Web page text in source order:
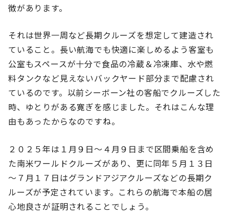
徴があります。
それは世界一周など長期クルーズを想定して建造され
ていること。長い航海でも快適に楽しめるよう客室も
公室もスペースが十分で食品の冷蔵＆冷凍庫、水や燃
料タンクなど見えないバックヤード部分まで配慮され
ているのです。以前シーボーン社の客船でクルーズした
時、ゆとりがある寛ぎを感じました。それはこんな理
由もあったからなのですね。
２０２５年は１月９日～４月９日まで区間乗船を含め
た南米ワールドクルーズがあり、更に同年５月１３日
～７月１７日はグランドアジアクルーズなどの長期ク
ルーズが予定されています。これらの航海で本船の居
心地良さが証明されることでしょう。